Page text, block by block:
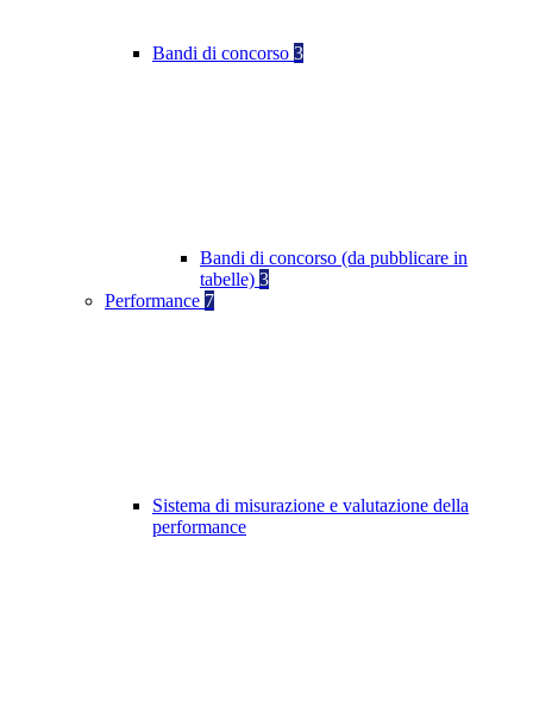
Bandi di concorso 3
Bandi di concorso (da pubblicare in
tabelle) 3
Performance 7
Sistema di misurazione e valutazione della
performance